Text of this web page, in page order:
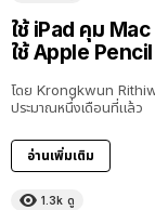
ใช้ iPad คุม
ใช้ Apple Pencil
โดย Krongkwun
ประมาณหนึ่งเดือนที่แล้ว
อ่านเพิ่มเติม
1.3k ดู